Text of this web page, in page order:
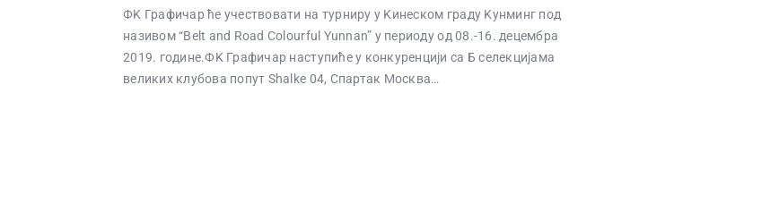
ФK Графичар ће учествовати на турниру у Kинеском граду Kунминг под
називом “Belt and Road Colourful Yunnan” у периоду од 08.-16. децембра
2019. године.ФK Графичар наступиће у конкуренцији са Б селекцијама
великих клубова попут Shalke 04, Спартак Москва…